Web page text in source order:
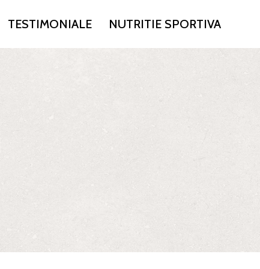
TESTIMONIALE NUTRITIE SPORTIVA